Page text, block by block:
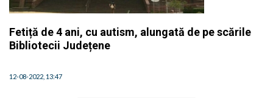
Fetiță de 4 ani, cu autism, alungată de pe scările
Bibliotecii Județene
12-08-2022, 13:47